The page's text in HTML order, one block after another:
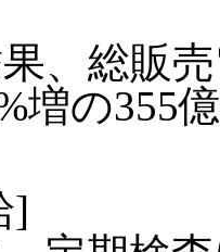
、総販
増の355
]